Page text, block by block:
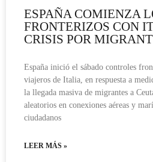
ESPAÑA COMIENZA
FRONTERIZOS CON
CRISIS POR
España inició el sábado controles
viajeros de Italia, en respuesta a
la llegada masiva de migrantes a
aleatorios en conexiones aéreas y
ciudadanos
LEER MÁS »